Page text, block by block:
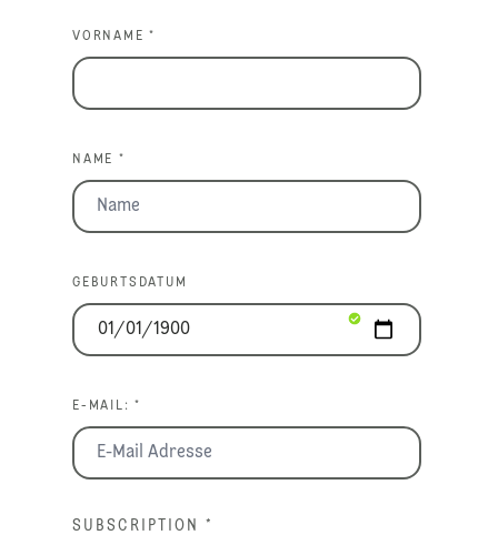
VORNAME *
NAME *
GEBURTSDATUM
E-MAIL: *
SUBSCRIPTION *